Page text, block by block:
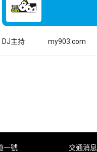
DJ主持 my903.com
一號 交通消息